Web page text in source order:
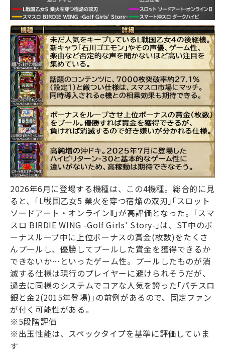
2026年6月に登場する機種は、この4機種。総合的に見
ると、｢L戦国乙女5 業火を穿つ宿焔の双刃｣｢スロット
ソードアート・オンラインⅡ ｣が高評価となった。｢スマ
スロ BIRDIE WING -Golf Girls' Story- ｣は、 ST中のボ
ーナスループ中に上位ボーナスの賞金(枚数)をたくさ
んプールし、優勝してプールした賞金を獲得できるか
できないか…といったゲーム性。プールしたものが消
滅する仕様は現行のプレイヤーに避けられそうだが、
過去に同様のシステムでコアな人気を誇った｢パチスロ
銀と金2(2015年登場) ｣の前例があるので、固定ファン
が付く可能性がある。
※5段階評価
※出玉性能は、スペックタイプを基準に評価していま
す